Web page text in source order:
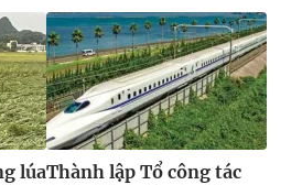
lúaThành lập Tổ công tác